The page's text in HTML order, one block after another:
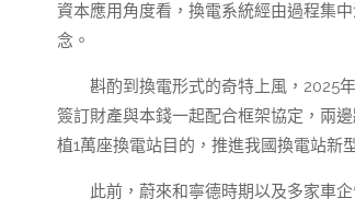
資本應用角度看，換電系統經由過程集
念。
斟酌到換電形式的奇特上風，2025
簽訂財產與本錢一起配合框架協定，兩
植1萬座換電站目的，推進我國換電站新
此前，蔚來和寧德時期以及多家車